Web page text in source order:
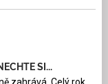
SI...